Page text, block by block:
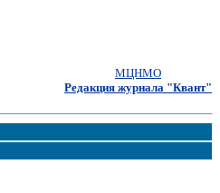
МЦНМО
Редакция журнала "Квант"